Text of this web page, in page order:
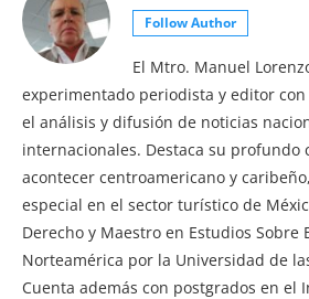
Follow Author
El Mtro. Manuel
experimentado periodista y editor
el análisis y difusión de noticias
internacionales. Destaca su profundo
acontecer centroamericano y
especial en el sector turístico de
Derecho y Maestro en Estudios Sobre
Norteamérica por la Universidad de
Cuenta además con postgrados en el